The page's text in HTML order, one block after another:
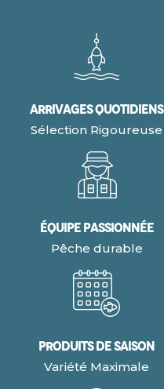
Arrivages quotidiens
Sélection Rigoureuse
Équipe Passionnée
Pêche durable
Produits de Saison
Variété Maximale